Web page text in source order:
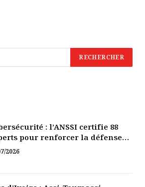
: l’ANSSI certifie 88
pour renforcer la défense
de la Côte d’Ivoire
2026